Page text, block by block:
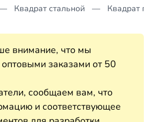
Квадрат стальной Квадрат
внимание, что мы
заказами от 50
сообщаем вам, что
и соответствующее